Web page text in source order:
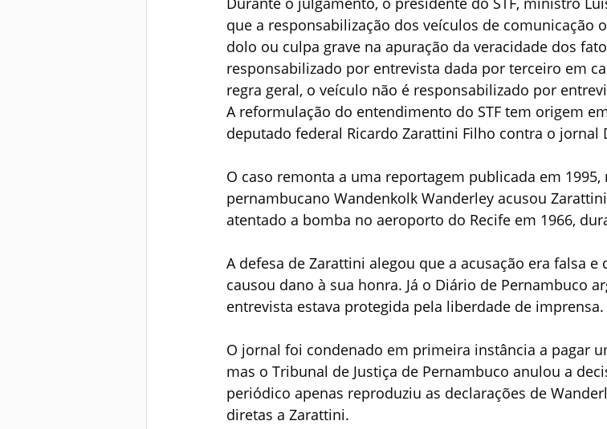
que a responsabilização dos veículos de comunicação
dolo ou culpa grave na apuração da veracidade dos
responsabilizado por entrevista dada por terceiro em
regra geral, o veículo não é responsabilizado por
A reformulação do entendimento do STF tem origem
deputado federal Ricardo Zarattini Filho contra o jornal
O caso remonta a uma reportagem publicada em
pernambucano Wandenkolk Wanderley acusou
atentado a bomba no aeroporto do Recife em 1966,
A defesa de Zarattini alegou que a acusação era falsa
causou dano à sua honra. Já o Diário de Pernambuco
entrevista estava protegida pela liberdade de imprensa.
O jornal foi condenado em primeira instância a pagar
mas o Tribunal de Justiça de Pernambuco anulou a
periódico apenas reproduziu as declarações de
diretas a Zarattini.